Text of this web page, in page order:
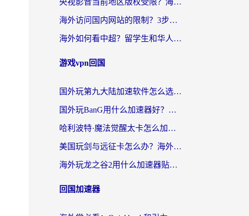
央视影音当前地区版权受限？海外党看国内剧、追电视台的终极解决方案
海外访问国内网站的限制？3步教你无缝解锁国内资源（附实测最优工具）
海外如何看中超？留学生和华人的体育赛事观看终极指南（附欧洲杯奥运会观看技巧）
游戏vpn回国
国外玩第九大陆加速软件怎么选？2026终极指南帮你告别延迟卡顿
国外玩BanG用什么加速器好？海外玩家亲测的国服游戏加速终极方案
哈利波特·魔法觉醒太卡怎么加速？海外党亲测有效的国服游戏加速指南
美国玩剑与远征卡怎么办？海外党亲测有效的国服游戏加速指南
海外玩龙之谷2用什么加速器贴吧？老玩家实测推荐，附新加坡猎魂觉醒国外剑与远征加速攻略
回国加速器